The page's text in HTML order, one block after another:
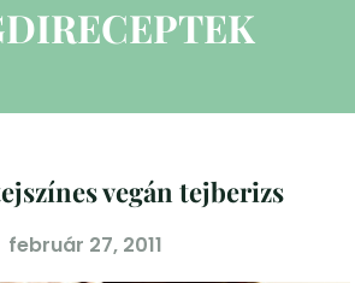
vegán tejberizs
február 27, 2011